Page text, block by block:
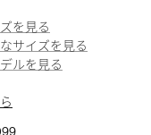
を見る
サイズを見る
ルを見る